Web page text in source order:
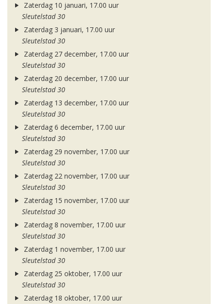
Zaterdag 10 januari, 17.00 uur
Sleutelstad 30
Zaterdag 3 januari, 17.00 uur
Sleutelstad 30
Zaterdag 27 december, 17.00 uur
Sleutelstad 30
Zaterdag 20 december, 17.00 uur
Sleutelstad 30
Zaterdag 13 december, 17.00 uur
Sleutelstad 30
Zaterdag 6 december, 17.00 uur
Sleutelstad 30
Zaterdag 29 november, 17.00 uur
Sleutelstad 30
Zaterdag 22 november, 17.00 uur
Sleutelstad 30
Zaterdag 15 november, 17.00 uur
Sleutelstad 30
Zaterdag 8 november, 17.00 uur
Sleutelstad 30
Zaterdag 1 november, 17.00 uur
Sleutelstad 30
Zaterdag 25 oktober, 17.00 uur
Sleutelstad 30
Zaterdag 18 oktober, 17.00 uur